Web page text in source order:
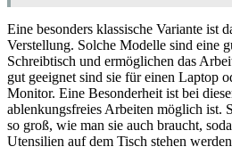
Eine besonders klassische Variante ist
Verstellung. Solche Modelle sind eine
Schreibtisch und ermöglichen das
gut geeignet sind sie für einen Laptop
Monitor. Eine Besonderheit ist bei
ablenkungsfreies Arbeiten möglich ist.
so groß, wie man sie auch braucht,
Utensilien auf dem Tisch stehen